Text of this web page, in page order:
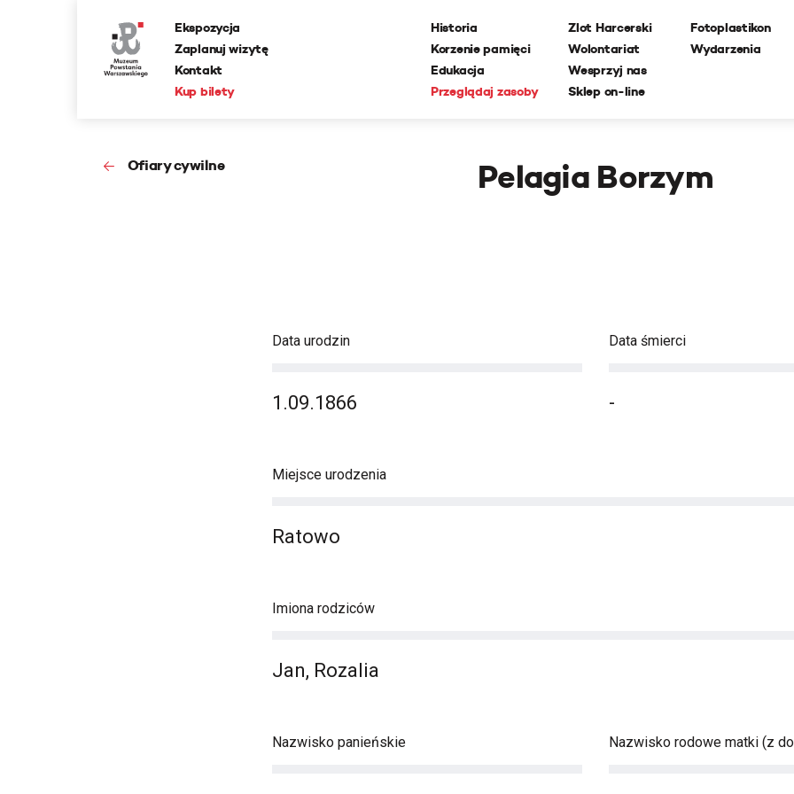
Ekspozycja
Zaplanuj wizytę
Kontakt
Kup bilety
Historia
Korzenie pamięci
Edukacja
Przeglądaj zasoby
Zlot Harcerski
Wolontariat
Wesprzyj nas
Sklep on-line
Fotoplastikon
Wydarzenia
Ofiary cywilne Pelagia Borzym
Data urodzin
1.09.1866
Data śmierci
-
Miejsce urodzenia
Ratowo
Imiona rodziców
Jan, Rozalia
Nazwisko panieńskie Nazwisko rodowe matki (z